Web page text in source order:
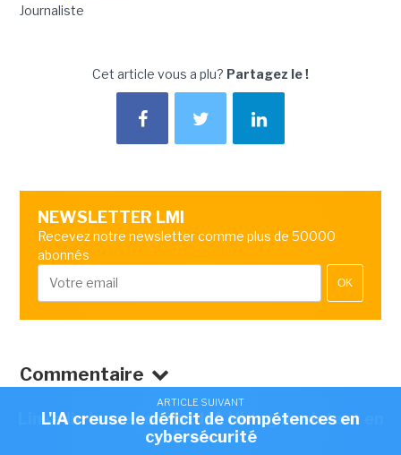
ARTICLE SUIVANT
Linkedin lance son outil IA Hiring Assistant en
France
Journaliste
Cet article vous a plu? Partagez le !
NEWSLETTER LMI
Recevez notre newsletter comme plus de 50000
abonnés
OK
Commentaire
ARTICLE SUIVANT
L'IA creuse le déficit de compétences en
cybersécurité